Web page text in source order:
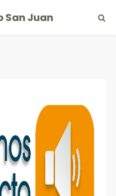
San Juan